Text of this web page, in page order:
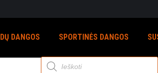
DANGOS SPORTINĖS DANGOS
Products
search